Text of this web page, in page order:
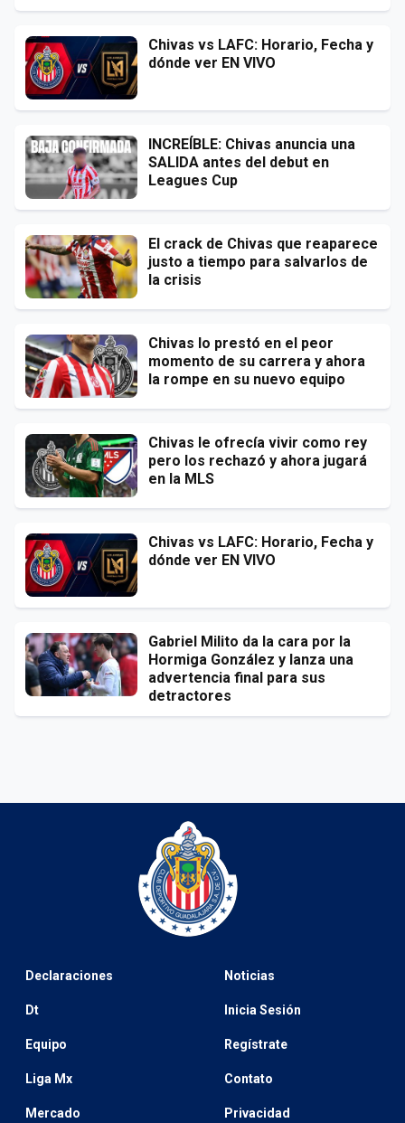
Chivas vs LAFC: Horario, Fecha y
dónde ver EN VIVO
INCREÍBLE: Chivas anuncia una
SALIDA antes del debut en
Leagues Cup
El crack de Chivas que reaparece
justo a tiempo para salvarlos de
la crisis
Chivas lo prestó en el peor
momento de su carrera y ahora
la rompe en su nuevo equipo
Chivas le ofrecía vivir como rey
pero los rechazó y ahora jugará
en la MLS
Chivas vs LAFC: Horario, Fecha y
dónde ver EN VIVO
Gabriel Milito da la cara por la
Hormiga González y lanza una
advertencia final para sus
detractores
Declaraciones
Dt
Equipo
Liga Mx
Mercado
Noticias
Inicia Sesión
Regístrate
Contato
Privacidad